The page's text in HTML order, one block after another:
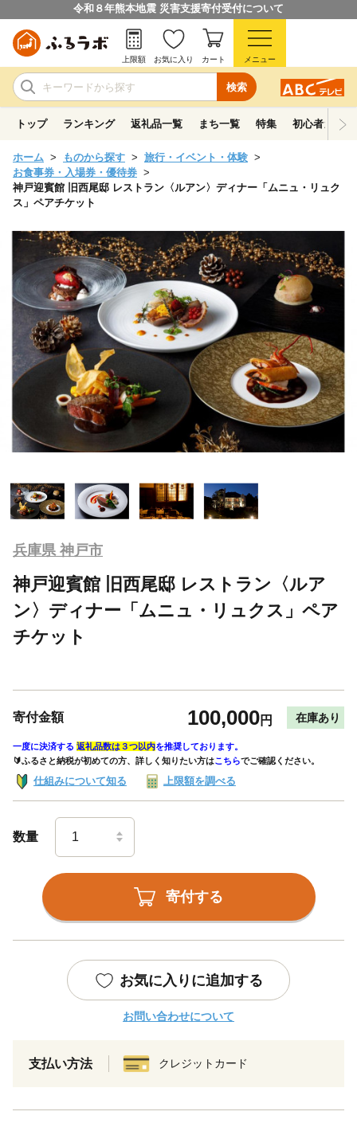
令和８年熊本地震 災害支援寄付受付について
検索
上限額 お気に入り カート メニュー
トップ ランキング 返礼品一覧 まち一覧 特集 初心者ガイド
ホーム ものから探す
旅行・イベント・体験
お食事券・入場券・優待券
神戸迎賓館 旧西尾邸 レストラン〈ルアン〉ディナー「ムニュ・リュク
ス」ペアチケット
兵庫県 神戸市
神戸迎賓館 旧西尾邸 レストラン〈ルア
ン〉ディナー「ムニュ・リュクス」ペア
チケット
寄付金額 100,000円 在庫あり
一度に決済する 返礼品数は３つ以内を推奨しております。
🔰ふるさと納税が初めての方、詳しく知りたい方はこちらでご確認ください。
仕組みについて知る 上限額を調べる
数量
寄付する
お気に入りに追加する
お問い合わせについて
支払い方法 クレジットカード